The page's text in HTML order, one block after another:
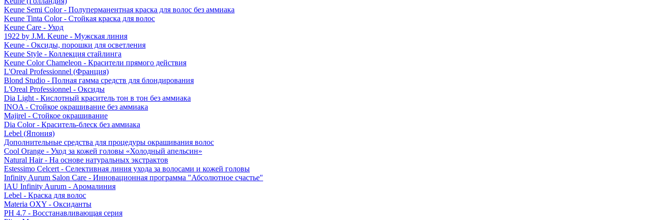
Keune Semi Color - Полуперманентная краска для волос без аммиака
Keune Tinta Color - Стойкая краска для волос
Keune Care - Уход
1922 by J.M. Keune - Мужская линия
Keune - Оксиды, порошки для осветления
Keune Style - Коллекция стайлинга
Keune Color Chameleon - Красители прямого действия
L'Oreal Professionnel (Франция)
Blond Studio - Полная гамма средств для блондирования
L'Oreal Professionnel - Оксиды
Dia Light - Кислотный краситель тон в тон без аммиака
INOA - Стойкое окрашивание без аммиака
Majirel - Стойкое окрашивание
Dia Color - Краситель-блеск без аммиака
Lebel (Япония)
Дополнительные средства для процедуры окрашивания волос
Cool Orange - Уход за кожей головы «Холодный апельсин»
Natural Hair - На основе натуральных экстрактов
Estessimo Celcert - Селективная линия ухода за волосами и кожей головы
Infinity Aurum Salon Care - Инновационная программа "Абсолютное счастье"
IAU Infinity Aurum - Аромалиния
Lebel - Краска для волос
Materia OXY - Оксиданты
PH 4.7 - Восстанавливающая серия